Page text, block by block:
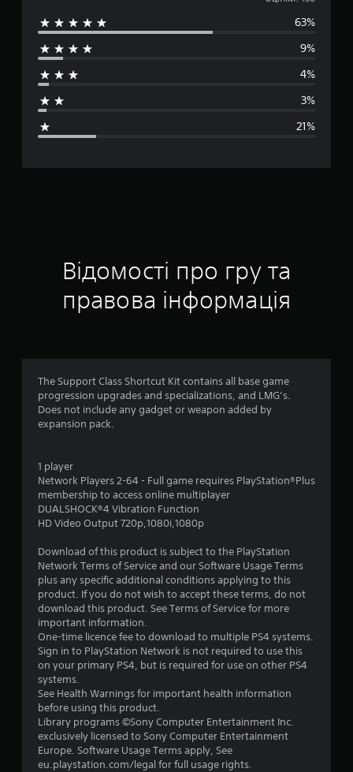
р
н
о
н
к
:
3
’
я
т
и
з
і
р
63%
9%
4%
3%
21%
Відомості про гру та
правова інформація
The Support Class Shortcut Kit contains all base game
progression upgrades and specializations, and LMG’s.
Does not include any gadget or weapon added by
expansion pack.
1 player
Network Players 2-64 - Full game requires PlayStation®Plus
membership to access online multiplayer
DUALSHOCK®4 Vibration Function
HD Video Output 720p,1080i,1080p
Download of this product is subject to the PlayStation
Network Terms of Service and our Software Usage Terms
plus any specific additional conditions applying to this
product. If you do not wish to accept these terms, do not
download this product. See Terms of Service for more
important information.
One-time licence fee to download to multiple PS4 systems.
Sign in to PlayStation Network is not required to use this
on your primary PS4, but is required for use on other PS4
systems.
See Health Warnings for important health information
before using this product.
Library programs ©Sony Computer Entertainment Inc.
exclusively licensed to Sony Computer Entertainment
Europe. Software Usage Terms apply, See
eu.playstation.com/legal for full usage rights.